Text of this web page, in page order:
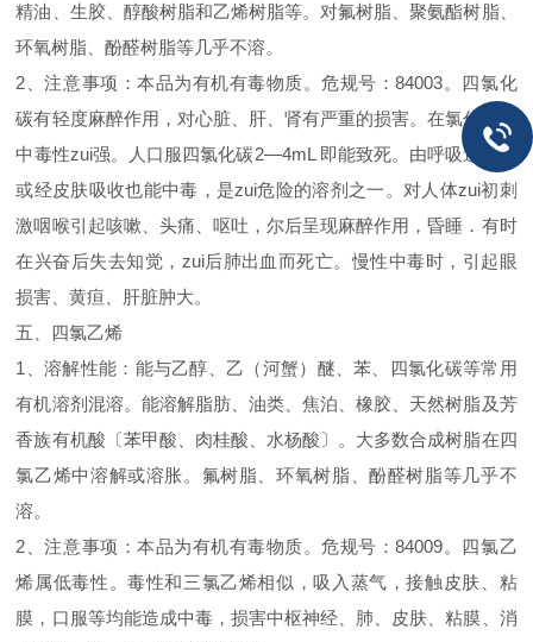
精油、生胶、醇酸树脂和乙烯树脂等。对氟树脂、聚氨酯树脂、
环氧树脂、酚醛树脂等几乎不溶。
2、注意事项：本品为有机有毒物质。危规号：84003。四氯化
碳有轻度麻醉作用，对心脏、肝、肾有严重的损害。在氯代甲烷
中毒性zui强。人口服四氯化碳2—4mL 即能致死。由呼吸道吸入
或经皮肤吸收也能中毒，是zui危险的溶剂之一。对人体zui初刺
激咽喉引起咳嗽、头痛、呕吐，尔后呈现麻醉作用，昏睡．有时
在兴奋后失去知觉，zui后肺出血而死亡。慢性中毒时，引起眼
损害、黄疸、肝脏肿大。
五、四氯乙烯
1、溶解性能：能与乙醇、乙（河蟹）醚、苯、四氯化碳等常用
有机溶剂混溶。能溶解脂肪、油类、焦泊、橡胶、天然树脂及芳
香族有机酸〔苯甲酸、肉桂酸、水杨酸〕。大多数合成树脂在四
氯乙烯中溶解或溶胀。氟树脂、环氧树脂、酚醛树脂等几乎不
溶。
2、注意事项：本品为有机有毒物质。危规号：84009。四氯乙
烯属低毒性。毒性和三氯乙烯相似，吸入蒸气，接触皮肤、粘
膜，口服等均能造成中毒，损害中枢神经、肺、皮肤、粘膜、消